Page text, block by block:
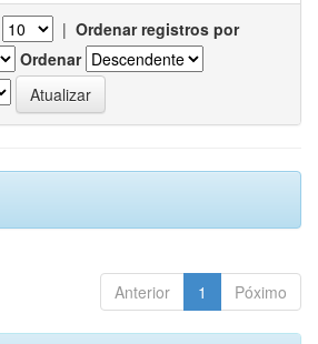
| Ordenar registros por
Ordenar
Anterior 1 Póximo